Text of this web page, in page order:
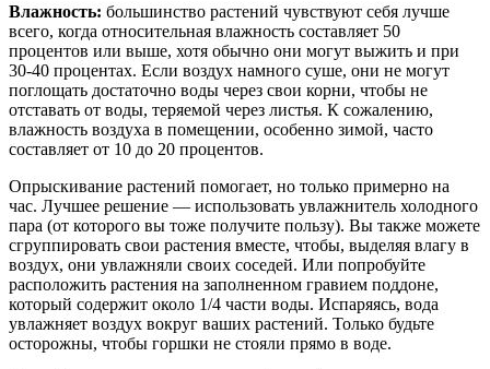
Влажность: большинство растений чувствуют себя лучше
всего, когда относительная влажность составляет 50
процентов или выше, хотя обычно они могут выжить и при
30-40 процентах. Если воздух намного суше, они не могут
поглощать достаточно воды через свои корни, чтобы не
отставать от воды, теряемой через листья. К сожалению,
влажность воздуха в помещении, особенно зимой, часто
составляет от 10 до 20 процентов.
Опрыскивание растений помогает, но только примерно на
час. Лучшее решение — использовать увлажнитель холодного
пара (от которого вы тоже получите пользу). Вы также можете
сгруппировать свои растения вместе, чтобы, выделяя влагу в
воздух, они увлажняли своих соседей. Или попробуйте
расположить растения на заполненном гравием поддоне,
который содержит около 1/4 части воды. Испаряясь, вода
увлажняет воздух вокруг ваших растений. Только будьте
осторожны, чтобы горшки не стояли прямо в воде.